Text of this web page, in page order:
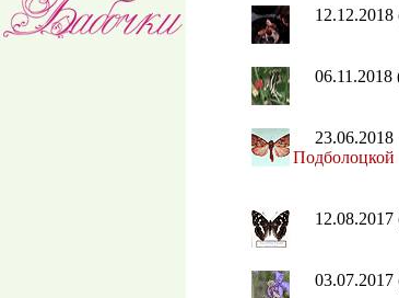
Подболоцкой